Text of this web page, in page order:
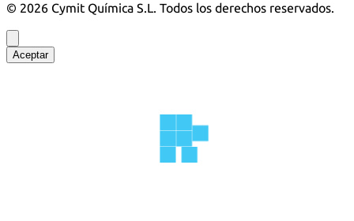
© 2026 Cymit Química S.L. Todos los derechos reservados.
Aceptar